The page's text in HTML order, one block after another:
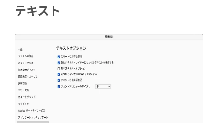
テキスト